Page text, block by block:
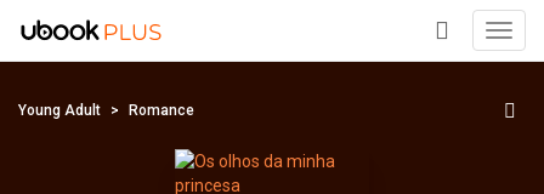
+
Young Adult Romance